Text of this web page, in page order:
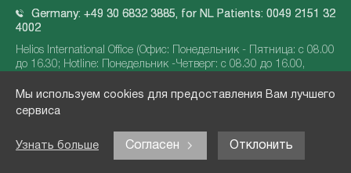
Мы используем cookies для предоставления Вам лучшего
сервиса
Узнать больше Согласен Отклонить
Germany: +49 30 6832 3885, for NL Patients: 0049 2151 32
4002
Helios International Office (Офис: Понедельник - Пятница: с 08.00
до 16.30; Hotline: Понедельник -Четверг: с 08.30 до 16.00,
info@helios-international.com
© 2026 Helios Kliniken GmbH